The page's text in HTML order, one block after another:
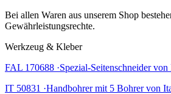
Bei allen Waren aus unserem Shop
Gewährleistungsrechte.
Werkzeug & Kleber
FAL 170688 ·Spezial-Seitenschneider von
IT 50831 ·Handbohrer mit 5 Bohrer von